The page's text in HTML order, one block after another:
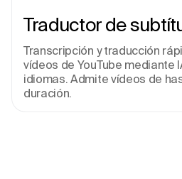
Traductor de
Transcripción y traducción
vídeos de YouTube mediante
idiomas. Admite vídeos de
duración.